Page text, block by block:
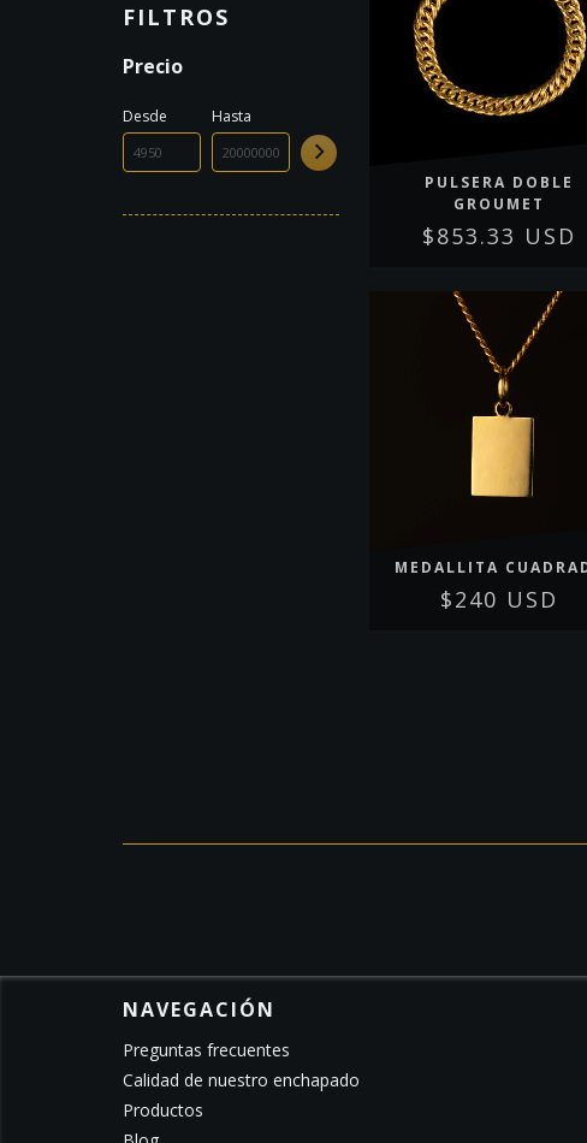
FILTROS
Precio
Desde Hasta
PULSERA DOBLE
GROUMET
$853.33 USD
MEDALLITA
$240 USD
NAVEGACIÓN
Preguntas frecuentes
Calidad de nuestro enchapado
Productos